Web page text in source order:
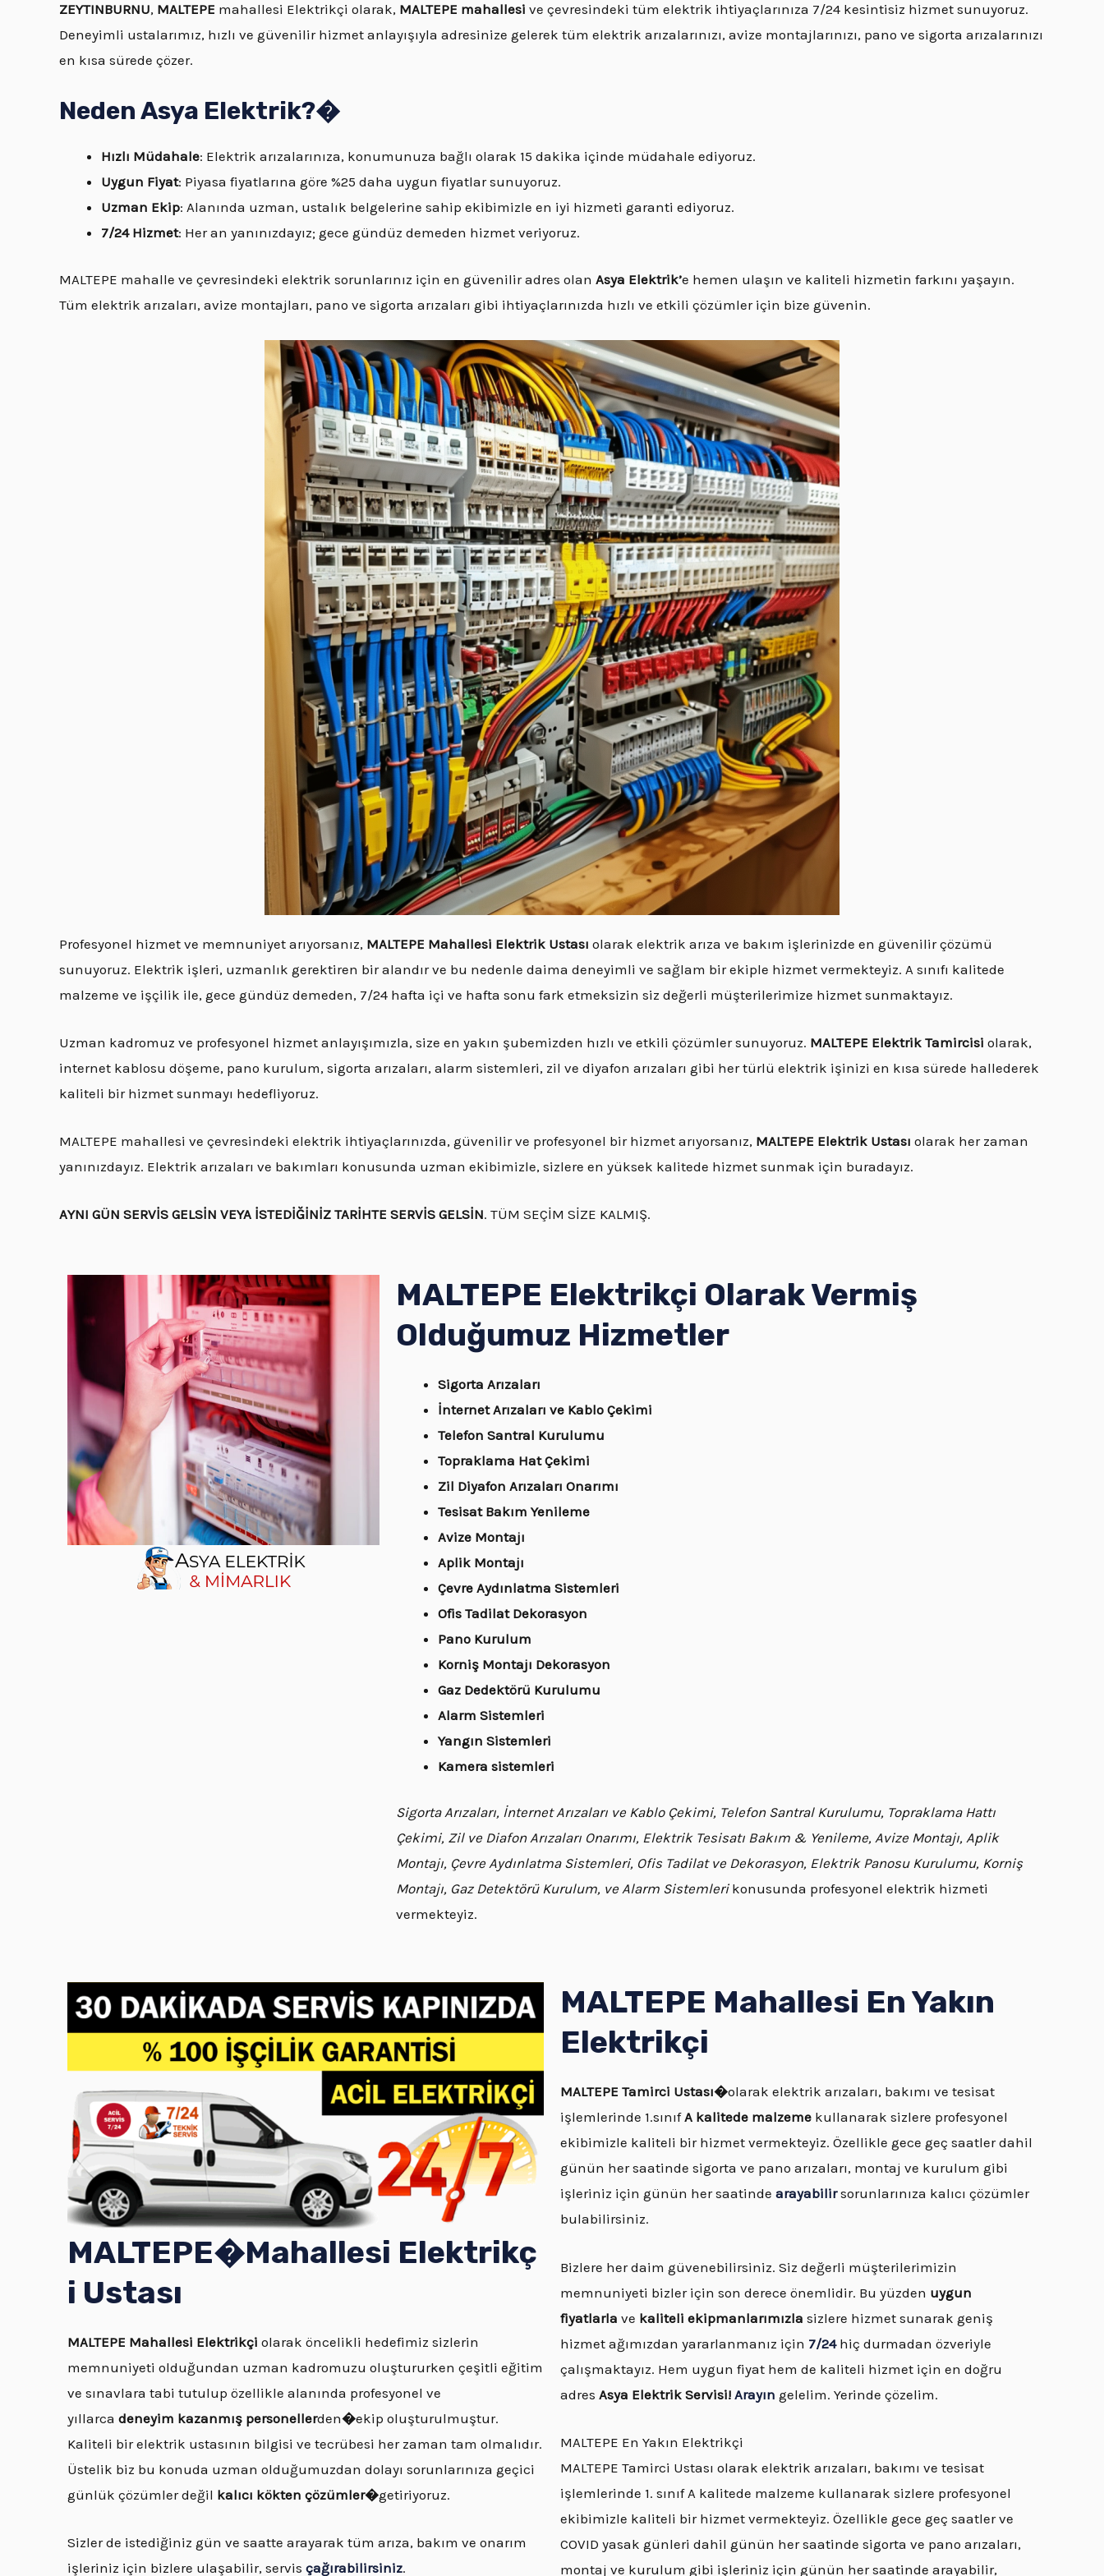
ZEYTINBURNU, MALTEPE mahallesi Elektrikçi olarak, MALTEPE mahallesi ve çevresindeki tüm elektrik ihtiyaçlarınıza 7/24 kesintisiz hizmet sunuyoruz.
Deneyimli ustalarımız, hızlı ve güvenilir hizmet anlayışıyla adresinize gelerek tüm elektrik arızalarınızı, avize montajlarınızı, pano ve sigorta arızalarınızı
en kısa sürede çözer.
Neden Asya Elektrik?�
Hızlı Müdahale: Elektrik arızalarınıza, konumunuza bağlı olarak 15 dakika içinde müdahale ediyoruz.
Uygun Fiyat: Piyasa fiyatlarına göre %25 daha uygun fiyatlar sunuyoruz.
Uzman Ekip: Alanında uzman, ustalık belgelerine sahip ekibimizle en iyi hizmeti garanti ediyoruz.
7/24 Hizmet: Her an yanınızdayız; gece gündüz demeden hizmet veriyoruz.
MALTEPE mahalle ve çevresindeki elektrik sorunlarınız için en güvenilir adres olan Asya Elektrik’e hemen ulaşın ve kaliteli hizmetin farkını yaşayın.
Tüm elektrik arızaları, avize montajları, pano ve sigorta arızaları gibi ihtiyaçlarınızda hızlı ve etkili çözümler için bize güvenin.
Profesyonel hizmet ve memnuniyet arıyorsanız, MALTEPE Mahallesi Elektrik Ustası olarak elektrik arıza ve bakım işlerinizde en güvenilir çözümü
sunuyoruz. Elektrik işleri, uzmanlık gerektiren bir alandır ve bu nedenle daima deneyimli ve sağlam bir ekiple hizmet vermekteyiz. A sınıfı kalitede
malzeme ve işçilik ile, gece gündüz demeden, 7/24 hafta içi ve hafta sonu fark etmeksizin siz değerli müşterilerimize hizmet sunmaktayız.
Uzman kadromuz ve profesyonel hizmet anlayışımızla, size en yakın şubemizden hızlı ve etkili çözümler sunuyoruz. MALTEPE Elektrik Tamircisi olarak,
internet kablosu döşeme, pano kurulum, sigorta arızaları, alarm sistemleri, zil ve diyafon arızaları gibi her türlü elektrik işinizi en kısa sürede hallederek
kaliteli bir hizmet sunmayı hedefliyoruz.
MALTEPE mahallesi ve çevresindeki elektrik ihtiyaçlarınızda, güvenilir ve profesyonel bir hizmet arıyorsanız, MALTEPE Elektrik Ustası olarak her zaman
yanınızdayız. Elektrik arızaları ve bakımları konusunda uzman ekibimizle, sizlere en yüksek kalitede hizmet sunmak için buradayız.
AYNI GÜN SERVİS GELSİN VEYA İSTEDİĞİNİZ TARİHTE SERVİS GELSİN. TÜM SEÇİM SİZE KALMIŞ.
MALTEPE Elektrikçi Olarak Vermiş
Olduğumuz Hizmetler
Sigorta Arızaları
İnternet Arızaları ve Kablo Çekimi
Telefon Santral Kurulumu
Topraklama Hat Çekimi
Zil Diyafon Arızaları Onarımı
Tesisat Bakım Yenileme
Avize Montajı
Aplik Montajı
Çevre Aydınlatma Sistemleri
Ofis Tadilat Dekorasyon
Pano Kurulum
Korniş Montajı Dekorasyon
Gaz Dedektörü Kurulumu
Alarm Sistemleri
Yangın Sistemleri
Kamera sistemleri
Sigorta Arızaları, İnternet Arızaları ve Kablo Çekimi, Telefon Santral Kurulumu, Topraklama Hattı
Çekimi, Zil ve Diafon Arızaları Onarımı, Elektrik Tesisatı Bakım & Yenileme, Avize Montajı, Aplik
Montajı, Çevre Aydınlatma Sistemleri, Ofis Tadilat ve Dekorasyon, Elektrik Panosu Kurulumu, Korniş
Montajı, Gaz Detektörü Kurulum, ve Alarm Sistemlerikonusunda profesyonel elektrik hizmeti
vermekteyiz.
MALTEPE�Mahallesi Elektrikç
i Ustası
MALTEPE Mahallesi Elektrikçi olarak öncelikli hedefimiz sizlerin
memnuniyeti olduğundan uzman kadromuzu oluştururken çeşitli eğitim
ve sınavlara tabi tutulup özellikle alanında profesyonel ve
yıllarca deneyim kazanmış personellerden�ekip oluşturulmuştur.
Kaliteli bir elektrik ustasının bilgisi ve tecrübesi her zaman tam olmalıdır.
Üstelik biz bu konuda uzman olduğumuzdan dolayı sorunlarınıza geçici
günlük çözümler değil kalıcı kökten çözümler�getiriyoruz.
Sizler de istediğiniz gün ve saatte arayarak tüm arıza, bakım ve onarım
işleriniz için bizlere ulaşabilir, servis çağırabilirsiniz.
MALTEPE Mahallesi En Yakın
Elektrikçi
MALTEPE Tamirci Ustası�olarak elektrik arızaları, bakımı ve tesisat
işlemlerinde 1.sınıfA kalitede malzeme kullanarak sizlere profesyonel
ekibimizle kaliteli bir hizmet vermekteyiz. Özellikle gece geç saatler dahil
günün her saatinde sigorta ve pano arızaları, montaj ve kurulum gibi
işleriniz için günün her saatinde arayabilirsorunlarınıza kalıcı çözümler
bulabilirsiniz.
Bizlere her daim güvenebilirsiniz. Siz değerli müşterilerimizin
memnuniyeti bizler için son derece önemlidir. Bu yüzden uygun
fiyatlarla ve kaliteli ekipmanlarımızla sizlere hizmet sunarak geniş
hizmet ağımızdan yararlanmanız için 7/24hiç durmadan özveriyle
çalışmaktayız. Hem uygun fiyat hem de kaliteli hizmet için en doğru
adres Asya Elektrik Servisi! Arayın gelelim. Yerinde çözelim.
MALTEPE En Yakın Elektrikçi
MALTEPE Tamirci Ustası olarak elektrik arızaları, bakımı ve tesisat
işlemlerinde 1. sınıf A kalitede malzeme kullanarak sizlere profesyonel
ekibimizle kaliteli bir hizmet vermekteyiz. Özellikle gece geç saatler ve
COVID yasak günleri dahil günün her saatinde sigorta ve pano arızaları,
montaj ve kurulum gibi işleriniz için günün her saatinde arayabilir,